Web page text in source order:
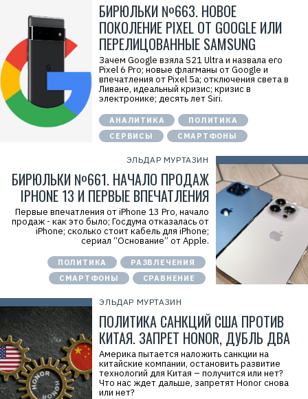
БИРЮЛЬКИ №663. НОВОЕ
ПОКОЛЕНИЕ PIXEL ОТ GOOGLE ИЛИ
ПЕРЕЛИЦОВАННЫЕ SAMSUNG
Зачем Google взяла S21 Ultra и назвала его
Pixel 6 Pro; новые флагманы от Google и
впечатления от Pixel 5a; отключения света в
Ливане, идеальный кризис; кризис в
электронике; десять лет Siri.
АНАЛИТИКА
ПОЛИТИКА
СЕРВИСЫ
СМАРТФОНЫ
ЭЛЬДАР МУРТАЗИН
БИРЮЛЬКИ №661. НАЧАЛО ПРОДАЖ
IPHONE 13 И ПЕРВЫЕ ВПЕЧАТЛЕНИЯ
Первые впечатления от iPhone 13 Pro, начало
продаж - как это было; Госдума отказалась от
iPhone; сколько стоит кабель для iPhone;
сериал “Основание” от Apple.
ПОЛИТИКА
РАЗВЛЕЧЕНИЯ
СМАРТФОНЫ
СРАВНЕНИЕ
ЭЛЬДАР МУРТАЗИН
ПОЛИТИКА САНКЦИЙ США ПРОТИВ
КИТАЯ. ЗАПРЕТ HONOR, ДУБЛЬ ДВА
Америка пытается наложить санкции на
китайские компании, остановить развитие
технологий для Китая – получится или нет?
Что нас ждет дальше, запретят Honor снова
или нет?
а
в
э
й
»
Н
Н
:
7
7
1
4
1
8
0
4